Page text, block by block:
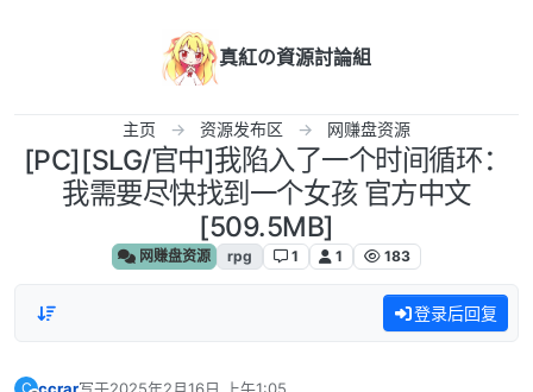
真紅の資源討論組
主页 资源发布区 网赚盘资源
[PC][SLG/官中]我陷入了一个时间循环：
我需要尽快找到一个女孩 官方中文
[509.5MB]
网赚盘资源 rpg 1 1 183
登录后回复
C